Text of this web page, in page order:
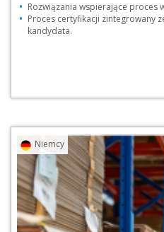
Rozwiązania wspierające proces
Proces certyfikacji zintegrowany
kandydata.
Niemcy